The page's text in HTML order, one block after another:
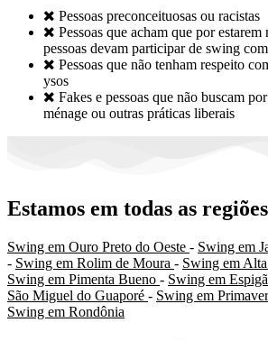
 Pessoas preconceituosas ou racistas
 Pessoas que acham que por estarem
pessoas devam participar de swing
 Pessoas que não tenham respeito
ysos
 Fakes e pessoas que não buscam
ménage ou outras práticas liberais
Estamos em todas as
Swing em Ouro Preto do Oeste - Swing em
- Swing em Rolim de Moura - Swing em
Swing em Pimenta Bueno - Swing em
São Miguel do Guaporé - Swing em
Swing em Rondônia